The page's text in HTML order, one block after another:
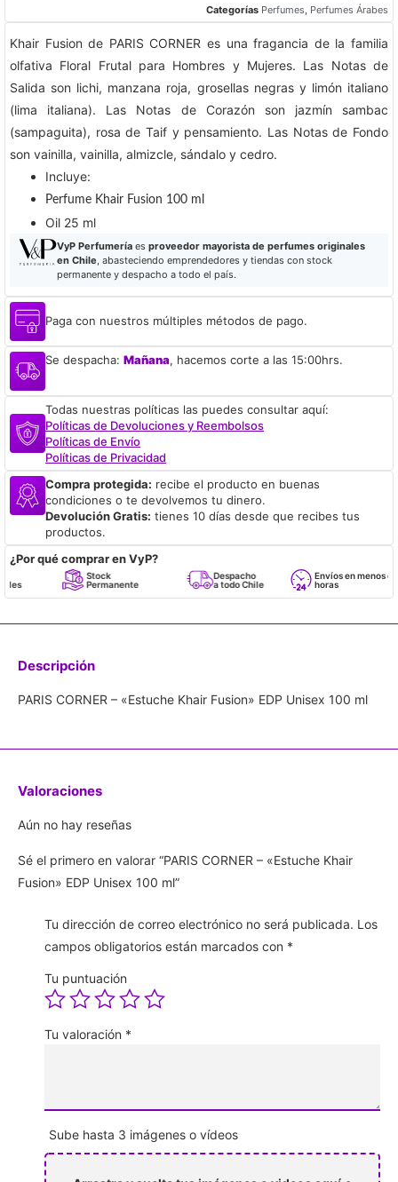
Categorías Perfumes, Perfumes Árabes
Khair Fusion de PARIS CORNER es una fragancia de la familia
olfativa Floral Frutal para Hombres y Mujeres. Las Notas de
Salida son lichi, manzana roja, grosellas negras y limón italiano
(lima italiana). Las Notas de Corazón son jazmín sambac
(sampaguita), rosa de Taif y pensamiento. Las Notas de Fondo
son vainilla, vainilla, almizcle, sándalo y cedro.
Incluye:
Perfume Khair Fusion 100 ml
Oil 25 ml
VyP Perfumeríaes proveedor mayorista de perfumes originales
en Chile, abasteciendo emprendedores y tiendas con stock
permanente y despacho a todo el país.
Paga con nuestros múltiples métodos de pago.
Se despacha: Mañana, hacemos corte a las 15:00hrs.
Todas nuestras políticas las puedes consultar aquí:
Políticas de Devoluciones y Reembolsos
Políticas de Envío
Políticas de Privacidad
Compra protegida: recibe el producto en buenas
condiciones o te devolvemos tu dinero.
Devolución Gratis: tienes 10 días desde que recibes tus
productos.
¿Por qué comprar en VyP?
Stock
Permanente
Despacho
a todo Chile
Envíos en menos de 24
horas
Descripción
PARIS CORNER – «Estuche Khair Fusion» EDP Unisex 100 ml
Valoraciones
Aún no hay reseñas
Sé el primero en valorar “PARIS CORNER – «Estuche Khair
Fusion» EDP Unisex 100 ml”
Tu dirección de correo electrónico no será publicada. Los
campos obligatorios están marcados con *
Tu puntuación
Tu valoración *
Sube hasta 3 imágenes o vídeos